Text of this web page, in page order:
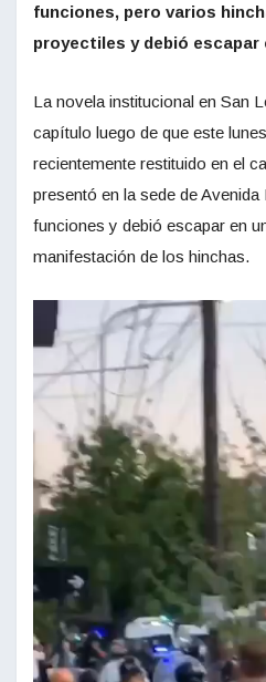
funciones, pero varios
proyectiles y debió escapar
La novela institucional en San
capítulo luego de que este
recientemente restituido en el
presentó en la sede de
funciones y debió escapar en
manifestación de los hinchas.